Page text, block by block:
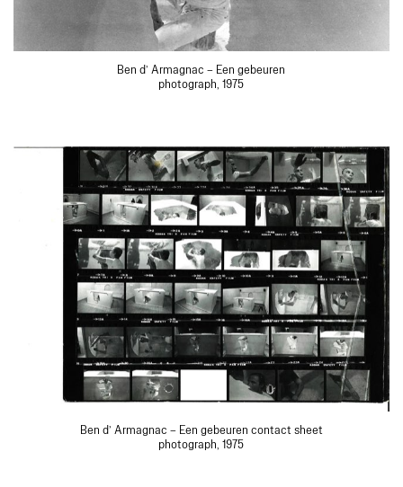
Ben d’ Armagnac – Een gebeuren
photograph, 1975
Ben d’ Armagnac – Een gebeuren contact sheet
photograph, 1975